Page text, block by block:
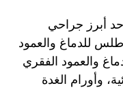
أبرز جراحي
للدماغ والعمود
والعمود الفقري
وأورام الغدة